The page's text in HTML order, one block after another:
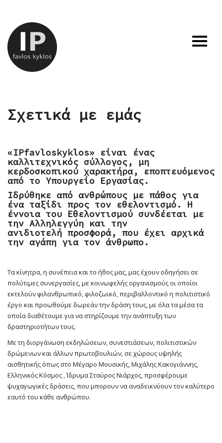
Σχετικά με εμάς
«ΙPfavloskyklos» είναι ένας
καλλιτεχνικός σύλλογος, μη
κερδοσκοπικού χαρακτήρα, εποπτευόμενος
από το Υπουργείο Εργασίας.
Ιδρύθηκε από ανθρώπους με πάθος για
ένα ταξίδι προς τον εθελοντισμό. Η
έννοια του Εθελοντισμού συνδέεται με
την Αλληλεγγύη και την
ανιδιοτελή προσφορά, που έχει αρχικά
την αγάπη για τον άνθρωπο.
Τα κίνητρα, η συνέπεια και το ήθος μας, μας έχουν οδηγήσει σε
πολύτιμες συνεργασίες, με κοινωφελής οργανισμούς οι οποίοι
εκτελούν φιλανθρωπικό, φιλοζωικό, περιβαλλοντικό η πολιτιστικό
έργο και προωθούμε δωρεάν την δράση τους, με όλα τα μέσα τα
οποία διαθέτουμε για να στηρίζουμε την ανάπτυξη των
δραστηριοτήτων τους.
Με τη διοργάνωση εκδηλώσεων, συνεστιάσεων, πολιτιστικών
δρώμενων και άλλων πρωτοβουλιών, σε χώρους υψηλής
αισθητικής όπως στο Μέγαρο Μουσικής, Μιχάλης Κακογιάννης,
Ελληνικός Κόσμος , Ίδρυμα Σταύρος Νιάρχος, προσφέρουμε
ψυχαγωγικές δράσεις, που μπορουν να αναδεικνύουν τον καλύτερο
εαυτό του κάθε ανθρώπου.